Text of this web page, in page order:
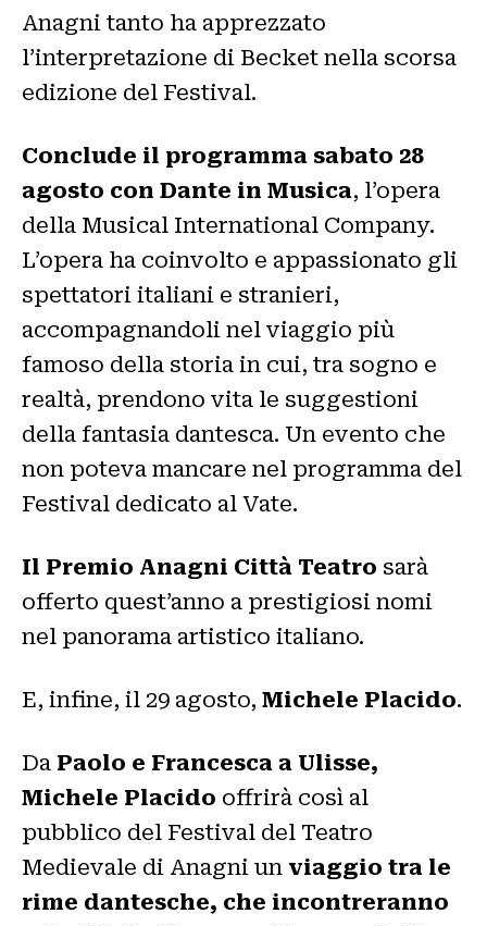
Anagni tanto ha apprezzato
l’interpretazione di Becket nella scorsa
edizione del Festival.
Conclude il programma sabato 28
agosto con Dante in Musica, l’opera
della Musical International Company.
L’opera ha coinvolto e appassionato gli
spettatori italiani e stranieri,
accompagnandoli nel viaggio più
famoso della storia in cui, tra sogno e
realtà, prendono vita le suggestioni
della fantasia dantesca. Un evento che
non poteva mancare nel programma del
Festival dedicato al Vate.
Il Premio Anagni Città Teatro sarà
offerto quest’anno a prestigiosi nomi
nel panorama artistico italiano.
E, infine, il 29 agosto, Michele Placido.
Da Paolo e Francesca a Ulisse,
Michele Placido offrirà così al
pubblico del Festival del Teatro
Medievale di Anagni un viaggio tra le
rime dantesche, che incontreranno